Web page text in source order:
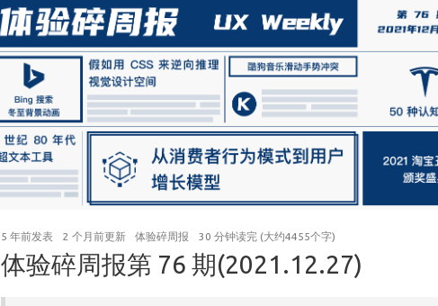
5 年前发表 2 个月前更新 体验碎周报 30 分钟读完 (大约4455个字)
体验碎周报第 76 期(2021.12.27)